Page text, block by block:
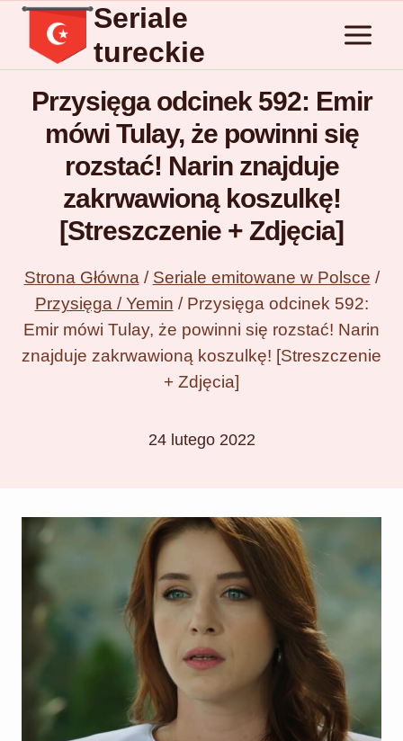
Przejdź
treści
Seriale
tureckie
Przysięga odcinek 592: Emir
mówi Tulay, że powinni się
rozstać! Narin znajduje
zakrwawioną koszulkę!
[Streszczenie + Zdjęcia]
Strona Główna / Seriale emitowane w Polsce /
Przysięga / Yemin / Przysięga odcinek 592:
Emir mówi Tulay, że powinni się rozstać! Narin
znajduje zakrwawioną koszulkę! [Streszczenie
+ Zdjęcia]
24 lutego 2022